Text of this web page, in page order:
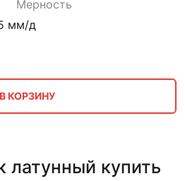
м
Мерность
м/д
В КОРЗИНУ
латунный купить